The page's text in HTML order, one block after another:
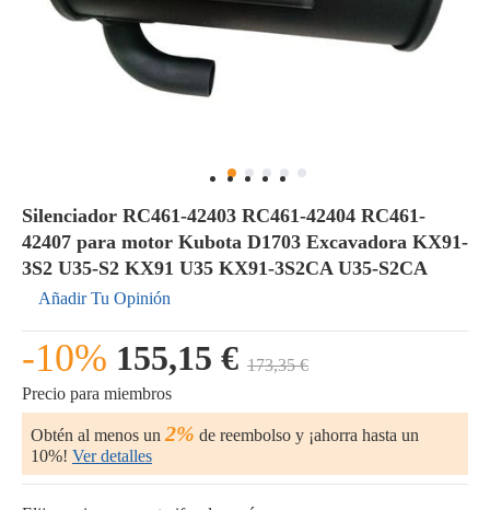
Silenciador RC461-42403 RC461-42404 RC461-
42407 para motor Kubota D1703 Excavadora KX91-
3S2 U35-S2 KX91 U35 KX91-3S2CA U35-S2CA
Añadir Tu Opinión
-10% 155,15 € 173,35 €
Precio para miembros
Obtén al menos un 2% de reembolso y ¡ahorra hasta un
10%! Ver detalles